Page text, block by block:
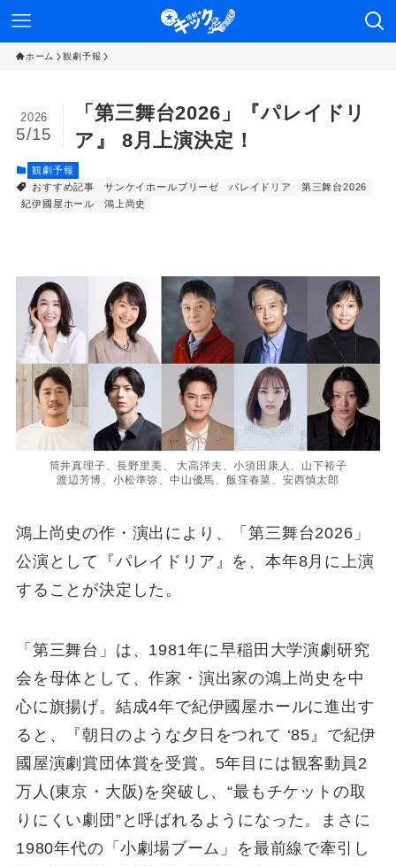
ホーム 観劇予報
「第三舞台2026」『パレイドリ
ア』 8月上演決定！
2026
5/15
観劇予報
おすすめ記事
サンケイホールブリーゼ パレイドリア
第三舞台2026
紀伊國屋ホール
鴻上尚史
筒井真理子、長野里美、 大高洋夫、小須田康人、山下裕子
渡辺芳博、小松準弥、中山優馬、飯窪春菜、安西慎太郎
鴻上尚史の作・演出により、「第三舞台2026」
公演として『パレイドリア』を、本年8月に上演
することが決定した。
「第三舞台」は、1981年に早稲田大学演劇研究
会を母体として、作家・演出家の鴻上尚史を中
心に旗揚げ。結成4年で紀伊國屋ホールに進出す
ると、『朝日のような夕日をつれて ‘85』で紀伊
國屋演劇賞団体賞を受賞。5年目には観客動員2
万人(東京・大阪)を突破し、“最もチケットの取
りにくい劇団”と呼ばれるようになった。まさに
1980年代の「小劇場ブーム」を最前線で牽引し